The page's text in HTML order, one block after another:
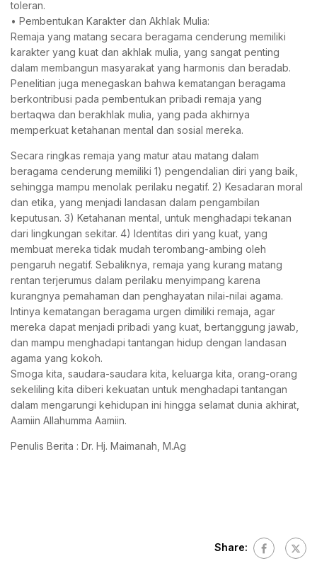
toleran.
• Pembentukan Karakter dan Akhlak Mulia:
Remaja yang matang secara beragama cenderung memiliki
karakter yang kuat dan akhlak mulia, yang sangat penting
dalam membangun masyarakat yang harmonis dan beradab.
Penelitian juga menegaskan bahwa kematangan beragama
berkontribusi pada pembentukan pribadi remaja yang
bertaqwa dan berakhlak mulia, yang pada akhirnya
memperkuat ketahanan mental dan sosial mereka.
Secara ringkas remaja yang matur atau matang dalam
beragama cenderung memiliki 1) pengendalian diri yang baik,
sehingga mampu menolak perilaku negatif. 2) Kesadaran moral
dan etika, yang menjadi landasan dalam pengambilan
keputusan. 3) Ketahanan mental, untuk menghadapi tekanan
dari lingkungan sekitar. 4) Identitas diri yang kuat, yang
membuat mereka tidak mudah terombang-ambing oleh
pengaruh negatif. Sebaliknya, remaja yang kurang matang
rentan terjerumus dalam perilaku menyimpang karena
kurangnya pemahaman dan penghayatan nilai-nilai agama.
Intinya kematangan beragama urgen dimiliki remaja, agar
mereka dapat menjadi pribadi yang kuat, bertanggung jawab,
dan mampu menghadapi tantangan hidup dengan landasan
agama yang kokoh.
Smoga kita, saudara-saudara kita, keluarga kita, orang-orang
sekeliling kita diberi kekuatan untuk menghadapi tantangan
dalam mengarungi kehidupan ini hingga selamat dunia akhirat,
Aamiin Allahumma Aamiin.
Penulis Berita : Dr. Hj. Maimanah, M.Ag
Share: